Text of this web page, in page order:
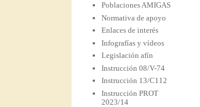
Poblaciones AMIGAS
Normativa de apoyo
Enlaces de interés
Infografías y vídeos
Legislación afín
Instrucción 08/V-74
Instrucción 13/C112
Instrucción PROT
2023/14